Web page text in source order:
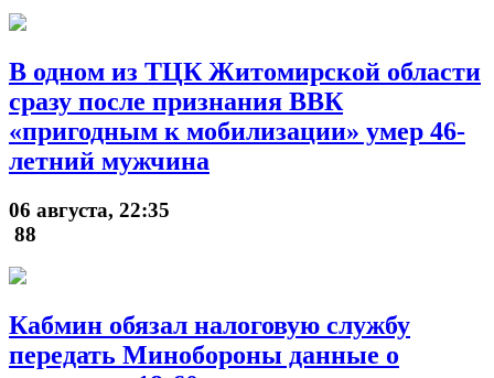
В одном из ТЦК Житомирской области
сразу после признания ВВК
«пригодным к мобилизации» умер 46-
летний мужчина
06 августа, 22:35
88
Кабмин обязал налоговую службу
передать Минобороны данные о